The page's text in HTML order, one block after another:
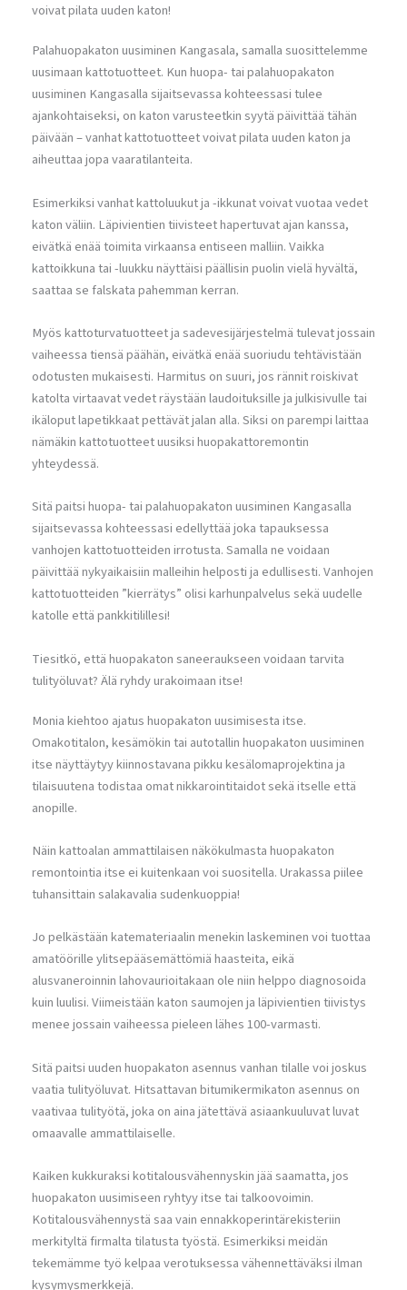
voivat pilata uuden katon!
Palahuopakaton uusiminen Kangasala, samalla suosittelemme
uusimaan kattotuotteet. Kun huopa- tai palahuopakaton
uusiminen Kangasalla sijaitsevassa kohteessasi tulee
ajankohtaiseksi, on katon varusteetkin syytä päivittää tähän
päivään – vanhat kattotuotteet voivat pilata uuden katon ja
aiheuttaa jopa vaaratilanteita.
Esimerkiksi vanhat kattoluukut ja -ikkunat voivat vuotaa vedet
katon väliin. Läpivientien tiivisteet hapertuvat ajan kanssa,
eivätkä enää toimita virkaansa entiseen malliin. Vaikka
kattoikkuna tai -luukku näyttäisi päällisin puolin vielä hyvältä,
saattaa se falskata pahemman kerran.
Myös kattoturvatuotteet ja sadevesijärjestelmä tulevat jossain
vaiheessa tiensä päähän, eivätkä enää suoriudu tehtävistään
odotusten mukaisesti. Harmitus on suuri, jos rännit roiskivat
katolta virtaavat vedet räystään laudoituksille ja julkisivulle tai
ikäloput lapetikkaat pettävät jalan alla. Siksi on parempi laittaa
nämäkin kattotuotteet uusiksi huopakattoremontin
yhteydessä.
Sitä paitsi huopa- tai palahuopakaton uusiminen Kangasalla
sijaitsevassa kohteessasi edellyttää joka tapauksessa
vanhojen kattotuotteiden irrotusta. Samalla ne voidaan
päivittää nykyaikaisiin malleihin helposti ja edullisesti. Vanhojen
kattotuotteiden ”kierrätys” olisi karhunpalvelus sekä uudelle
katolle että pankkitilillesi!
Tiesitkö, että huopakaton saneeraukseen voidaan tarvita
tulityöluvat? Älä ryhdy urakoimaan itse!
Monia kiehtoo ajatus huopakaton uusimisesta itse.
Omakotitalon, kesämökin tai autotallin huopakaton uusiminen
itse näyttäytyy kiinnostavana pikku kesälomaprojektina ja
tilaisuutena todistaa omat nikkarointitaidot sekä itselle että
anopille.
Näin kattoalan ammattilaisen näkökulmasta huopakaton
remontointia itse ei kuitenkaan voi suositella. Urakassa piilee
tuhansittain salakavalia sudenkuoppia!
Jo pelkästään katemateriaalin menekin laskeminen voi tuottaa
amatöörille ylitsepääsemättömiä haasteita, eikä
alusvaneroinnin lahovaurioitakaan ole niin helppo diagnosoida
kuin luulisi. Viimeistään katon saumojen ja läpivientien tiivistys
menee jossain vaiheessa pieleen lähes 100-varmasti.
Sitä paitsi uuden huopakaton asennus vanhan tilalle voi joskus
vaatia tulityöluvat. Hitsattavan bitumikermikaton asennus on
vaativaa tulityötä, joka on aina jätettävä asiaankuuluvat luvat
omaavalle ammattilaiselle.
Kaiken kukkuraksi kotitalousvähennyskin jää saamatta, jos
huopakaton uusimiseen ryhtyy itse tai talkoovoimin.
Kotitalousvähennystä saa vain ennakkoperintärekisteriin
merkityltä firmalta tilatusta työstä. Esimerkiksi meidän
tekemämme työ kelpaa verotuksessa vähennettäväksi ilman
kysymysmerkkejä.